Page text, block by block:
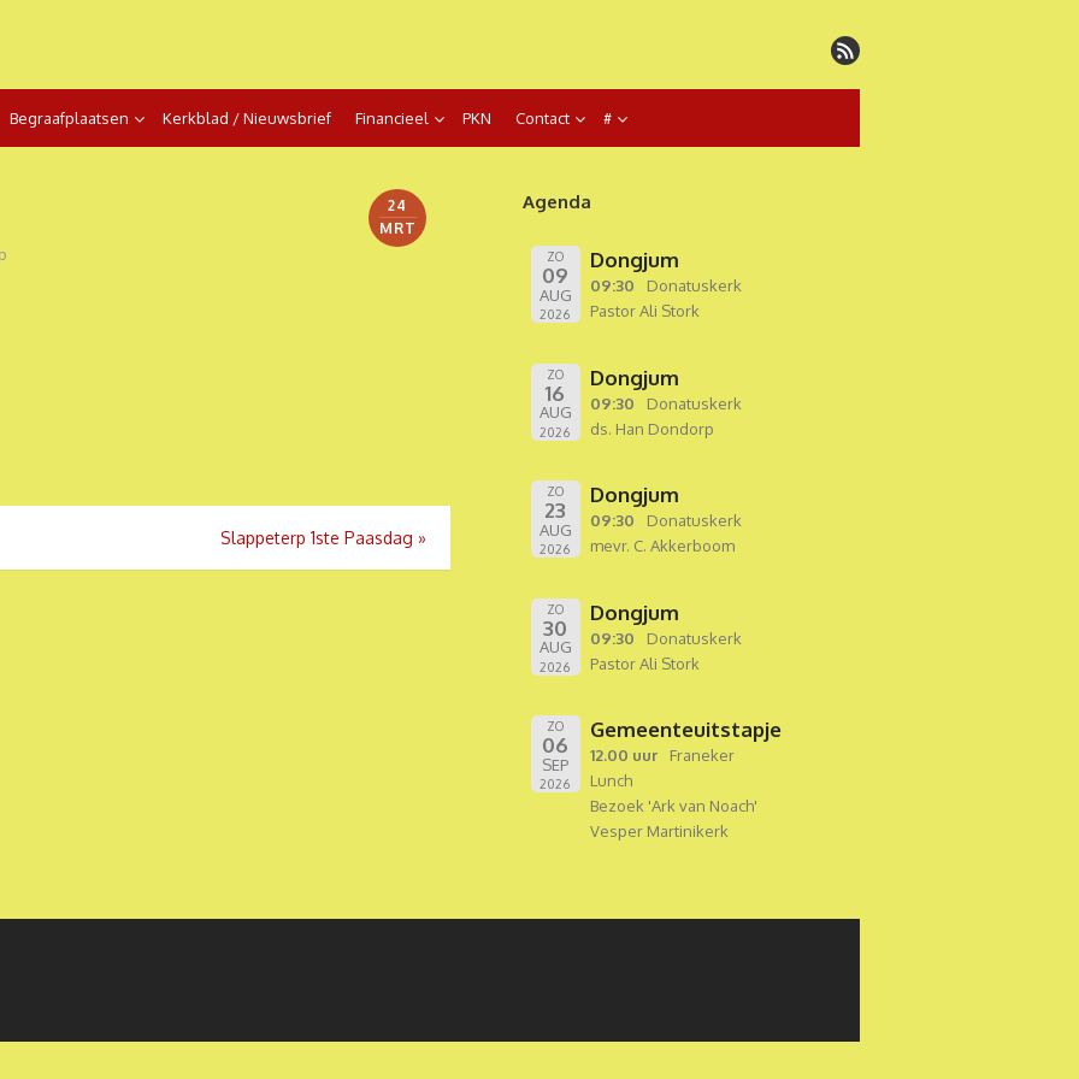
Begraafplaatsen Kerkblad / Nieuwsbrief Financieel PKN Contact #
24
MRT
Slappeterp 1ste Paasdag »
Agenda
ZO
09
AUG
2026
Dongjum
09:30
Donatuskerk
Pastor Ali Stork
ZO
16
AUG
2026
Dongjum
09:30
Donatuskerk
ds. Han Dondorp
ZO
23
AUG
2026
Dongjum
09:30
Donatuskerk
mevr. C. Akkerboom
ZO
30
AUG
2026
Dongjum
09:30
Donatuskerk
Pastor Ali Stork
ZO
06
SEP
2026
Gemeenteuitstapje
12.00 uur
Franeker
Lunch
Bezoek 'Ark van Noach'
Vesper Martinikerk